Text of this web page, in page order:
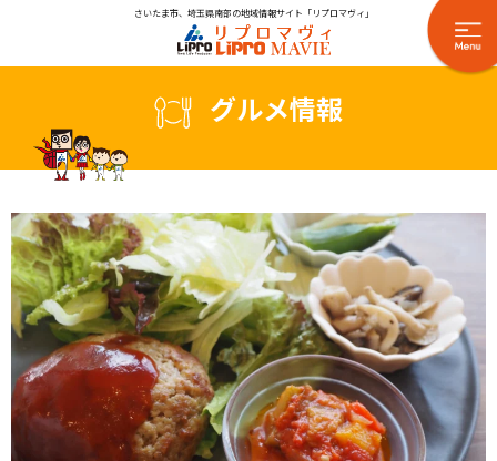
さいたま市、埼玉県南部の地域情報サイト「リプロマヴィ」
グルメ情報